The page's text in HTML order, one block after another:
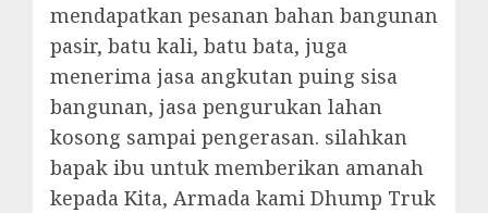
mendapatkan pesanan bahan bangunan
pasir, batu kali, batu bata, juga
menerima jasa angkutan puing sisa
bangunan, jasa pengurukan lahan
kosong sampai pengerasan. silahkan
bapak ibu untuk memberikan amanah
kepada Kita, Armada kami Dhump Truk